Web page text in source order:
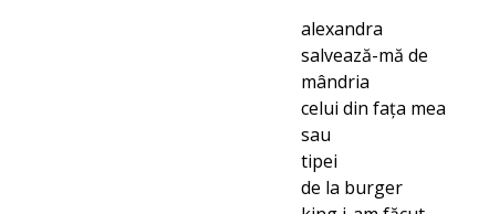
alexandra
salvează-mă de
mândria
celui din fața mea
sau
tipei
de la burger